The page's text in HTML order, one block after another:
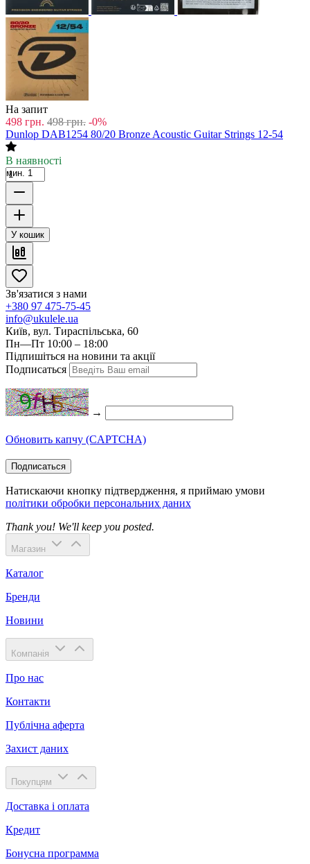
На запит
498 грн. 498 грн. -0%
Dunlop DAB1254 80/20 Bronze Acoustic Guitar Strings 12-54
В наявності
мин. 1
У кошик
Зв'язатися з нами
+380 97 475-75-45
info@ukulele.ua
Київ, вул. Тираспільська, 60
Пн—Пт 10:00 – 18:00
Підпишіться на новини та акції
Подписаться
→
Обновить капчу (CAPTCHA)
Подписаться
Натискаючи кнопку підтвердження, я приймаю умови
політики обробки персональних даних
Thank you! We'll keep you posted.
Магазин
Каталог
Бренди
Новини
Компанія
Про нас
Контакти
Публічна аферта
Захист даних
Покупцям
Доставка і оплата
Кредит
Бонусна программа